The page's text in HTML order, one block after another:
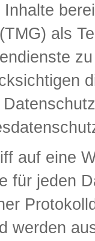
als
auf eine
für jeden
werden